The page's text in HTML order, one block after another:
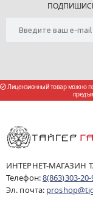
Лицензионный товар можно
ИНТЕРНЕТ-МАГАЗИН
Телефон:8(863)303-20-
Эл. почта: